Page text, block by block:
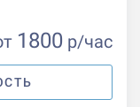
1800 р/час